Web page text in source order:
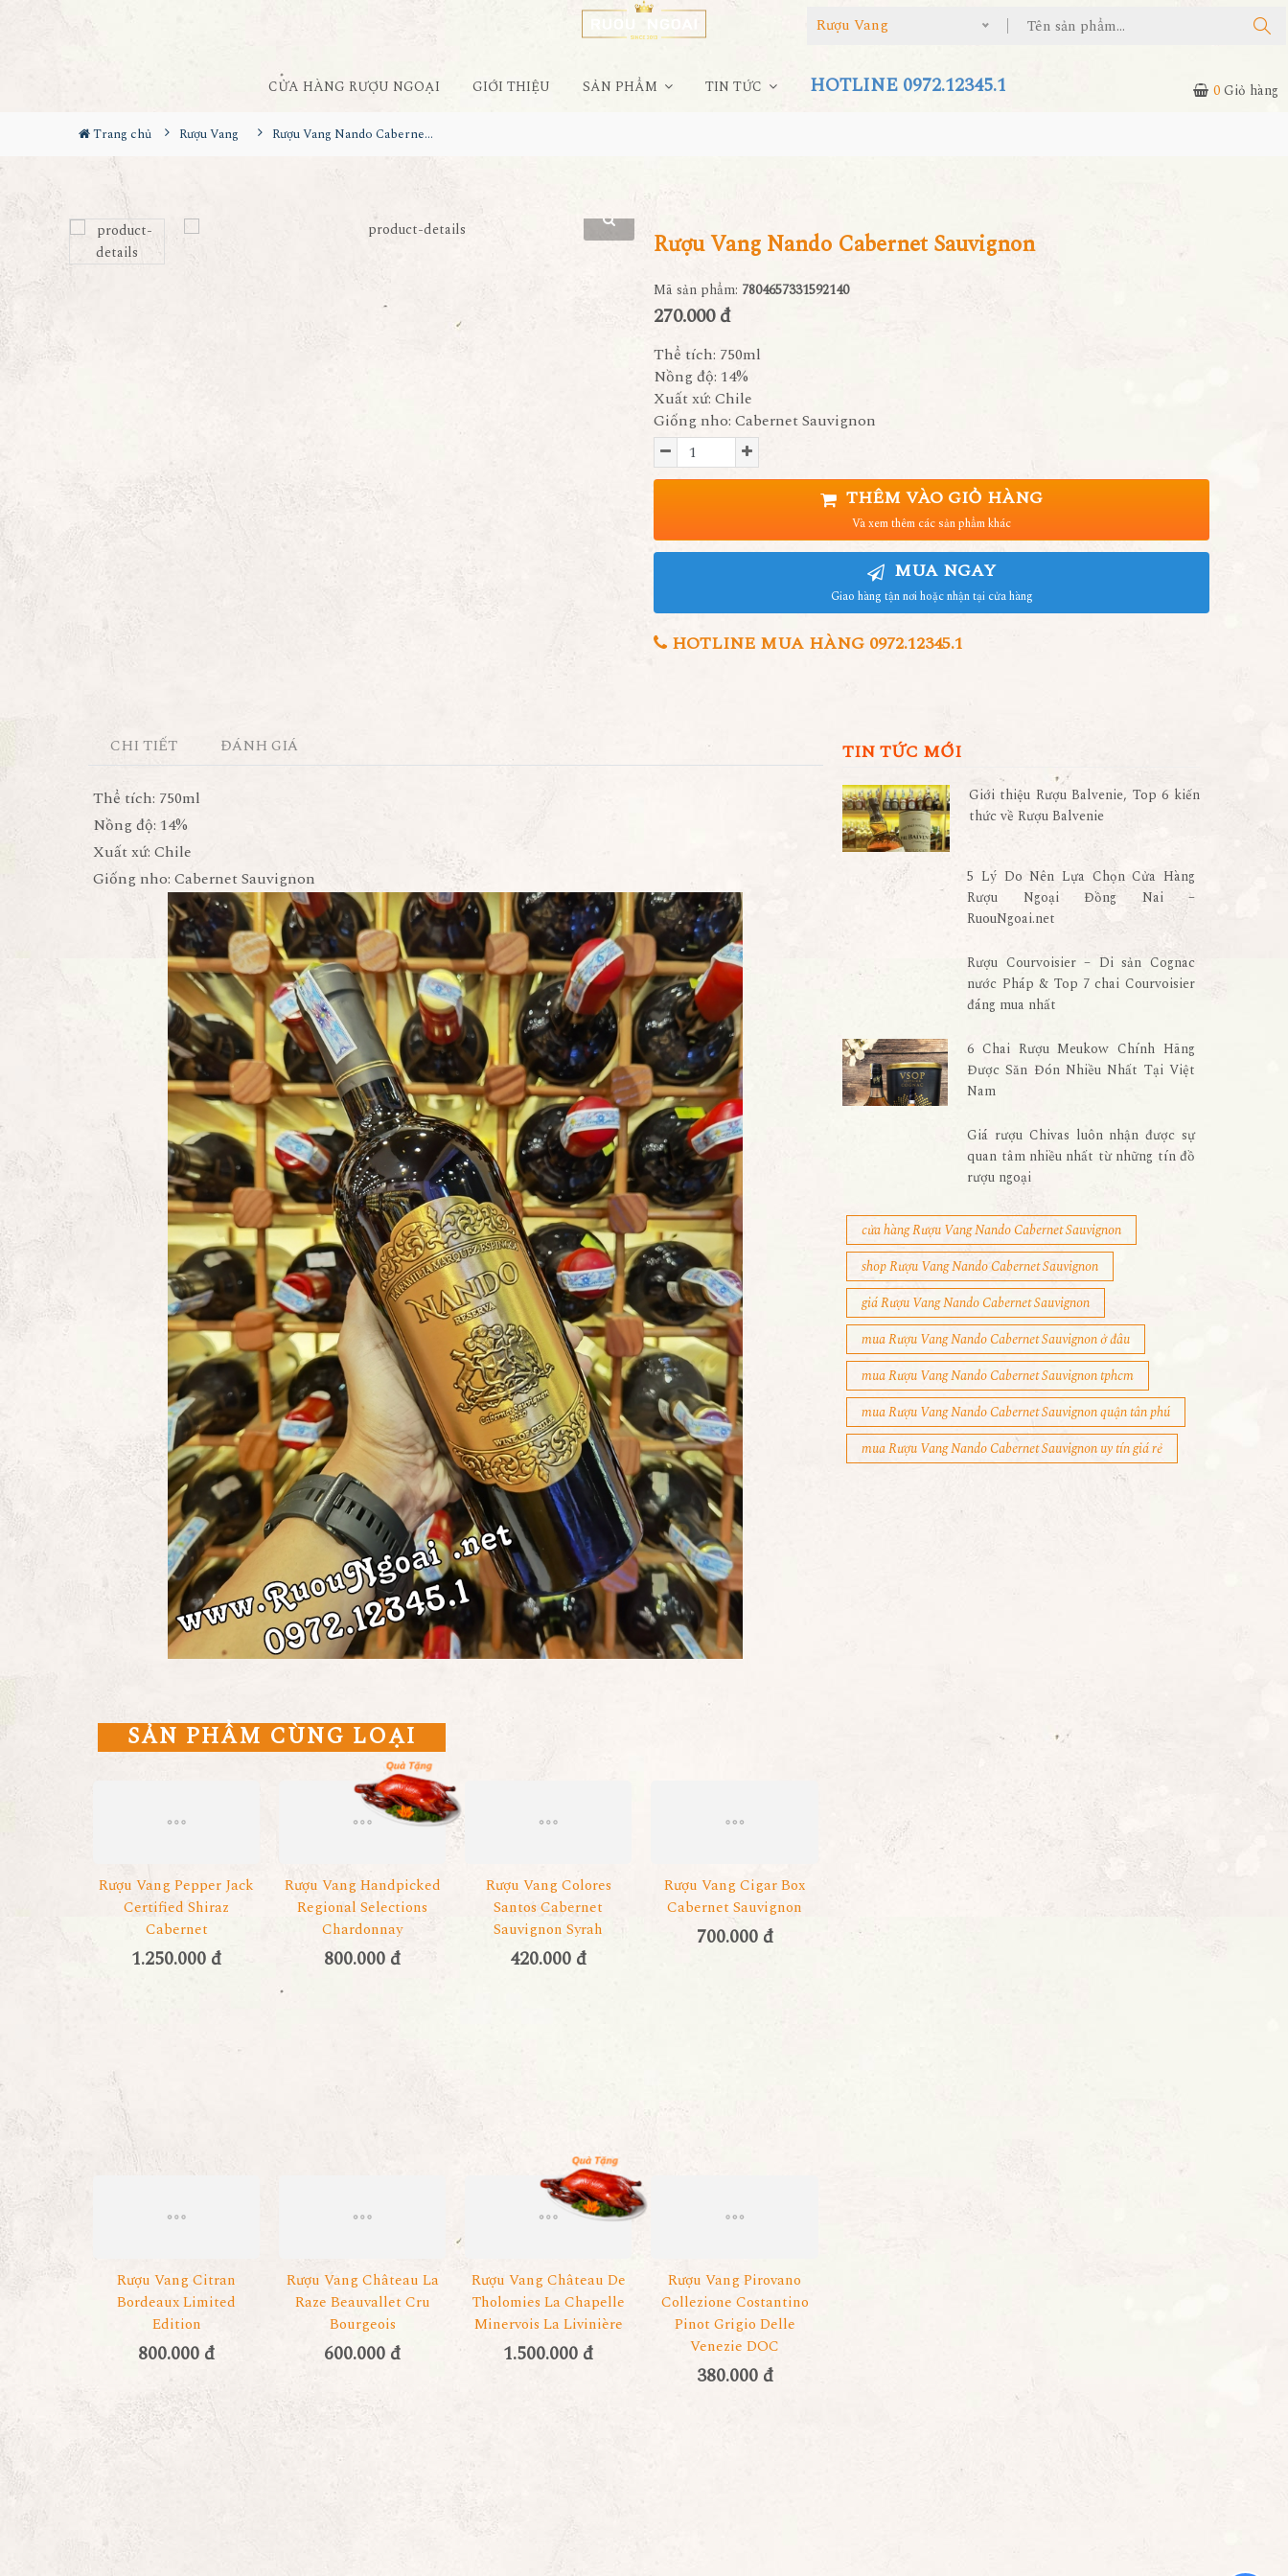
Rượu Vang
CỬA HÀNG RƯỢU NGOẠI GIỚI THIỆU SẢN PHẨM TIN TỨC HOTLINE 0972.12345.1 0Giỏ hàng
Trang chủ Rượu Vang Rượu Vang Nando Cabernet Sauvignon
Rượu Vang Nando Cabernet Sauvignon
Mã sản phẩm: 7804657331592140
270.000 đ
Thể tích: 750ml
Nồng độ: 14%
Xuất xứ: Chile
Giống nho: Cabernet Sauvignon
THÊM VÀO GIỎ HÀNG
Và xem thêm các sản phẩm khác
MUA NGAY
Giao hàng tận nơi hoặc nhận tại cửa hàng
HOTLINE MUA HÀNG 0972.12345.1
CHI TIẾT ĐÁNH GIÁ
Thể tích: 750ml
Nồng độ: 14%
Xuất xứ: Chile
Giống nho: Cabernet Sauvignon
SẢN PHẨM CÙNG LOẠI
Rượu Vang Pepper Jack
Certified Shiraz
Cabernet
1.250.000 đ
Rượu Vang Handpicked
Regional Selections
Chardonnay
800.000 đ
Rượu Vang Colores
Santos Cabernet
Sauvignon Syrah
420.000 đ
Rượu Vang Cigar Box
Cabernet Sauvignon
700.000 đ
Rượu Vang Citran
Bordeaux Limited
Edition
800.000 đ
Rượu Vang Château La
Raze Beauvallet Cru
Bourgeois
600.000 đ
Rượu Vang Château De
Tholomies La Chapelle
Minervois La Livinière
1.500.000 đ
Rượu Vang Pirovano
Collezione Costantino
Pinot Grigio Delle
Venezie DOC
380.000 đ
TIN TỨC MỚI
Giới thiệu Rượu Balvenie, Top 6 kiến
thức về Rượu Balvenie
5 Lý Do Nên Lựa Chọn Cửa Hàng
Rượu Ngoại Đồng Nai –
RuouNgoai.net
Rượu Courvoisier – Di sản Cognac
nước Pháp & Top 7 chai Courvoisier
đáng mua nhất
6 Chai Rượu Meukow Chính Hãng
Được Săn Đón Nhiều Nhất Tại Việt
Nam
Giá rượu Chivas luôn nhận được sự
quan tâm nhiều nhất từ những tín đồ
rượu ngoại
cửa hàng Rượu Vang Nando Cabernet Sauvignon
shop Rượu Vang Nando Cabernet Sauvignon
giá Rượu Vang Nando Cabernet Sauvignon
mua Rượu Vang Nando Cabernet Sauvignon ở đâu
mua Rượu Vang Nando Cabernet Sauvignon tphcm
mua Rượu Vang Nando Cabernet Sauvignon quận tân phú
mua Rượu Vang Nando Cabernet Sauvignon uy tín giá rẻ